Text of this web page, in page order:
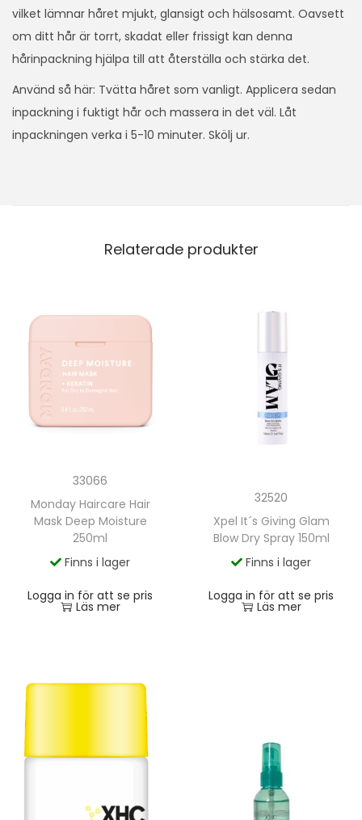
vilket lämnar håret mjukt, glansigt och hälsosamt. Oavsett
om ditt hår är torrt, skadat eller frissigt kan denna
hårinpackning hjälpa till att återställa och stärka det.
Använd så här: Tvätta håret som vanligt. Applicera sedan
inpackning i fuktigt hår och massera in det väl. Låt
inpackningen verka i 5-10 minuter. Skölj ur.
Relaterade produkter
33066
Monday Haircare Hair
Mask Deep Moisture
250ml
Finns i lager
Logga in för att se pris
Läs mer
32520
Xpel It´s Giving Glam
Blow Dry Spray 150ml
Finns i lager
Logga in för att se pris
Läs mer